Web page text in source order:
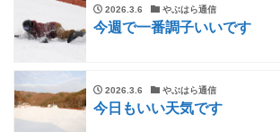
2026.3.6 やぶはら通信
今週で一番調子いいです
2026.3.6 やぶはら通信
今日もいい天気です